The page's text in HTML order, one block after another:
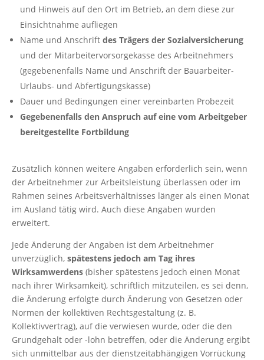
und Hinweis auf den Ort im Betrieb, an dem diese zur
Einsichtnahme aufliegen
Name und Anschrift des Trägers der Sozialversicherung
und der Mitarbeitervorsorgekasse des Arbeitnehmers
(gegebenenfalls Name und Anschrift der Bauarbeiter-
Urlaubs- und Abfertigungskasse)
Dauer und Bedingungen einer vereinbarten Probezeit
Gegebenenfalls den Anspruch auf eine vom Arbeitgeber
bereitgestellte Fortbildung
Zusätzlich können weitere Angaben erforderlich sein, wenn
der Arbeitnehmer zur Arbeitsleistung überlassen oder im
Rahmen seines Arbeitsverhältnisses länger als einen Monat
im Ausland tätig wird. Auch diese Angaben wurden
erweitert.
Jede Änderung der Angaben ist dem Arbeitnehmer
unverzüglich, spätestens jedoch am Tag ihres
Wirksamwerdens (bisher spätestens jedoch einen Monat
nach ihrer Wirksamkeit), schriftlich mitzuteilen, es sei denn,
die Änderung erfolgte durch Änderung von Gesetzen oder
Normen der kollektiven Rechtsgestaltung (z. B.
Kollektivvertrag), auf die verwiesen wurde, oder die den
Grundgehalt oder -lohn betreffen, oder die Änderung ergibt
sich unmittelbar aus der dienstzeitabhängigen Vorrückung